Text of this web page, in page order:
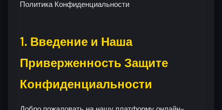
Политика Конфиденциальности
1. Введение и Наша
Приверженность Защите
Конфиденциальности